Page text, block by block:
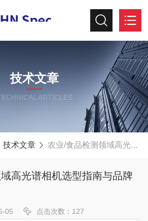
技术文章
ARTICLES
技术文章 农业/食品检测领域高光谱相机选型指南与品牌推荐
高光谱相机选型指南与品牌
05 点击次数：127